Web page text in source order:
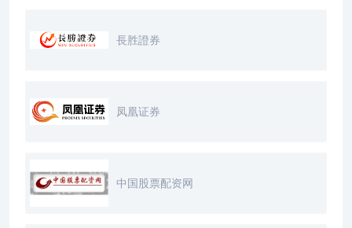
長胜證券
凤凰证券
中国股票配资网